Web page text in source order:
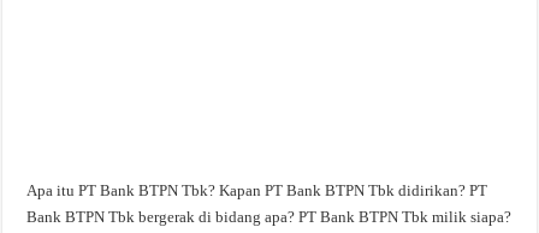
Apa itu PT Bank BTPN Tbk? Kapan PT Bank BTPN Tbk didirikan? PT
Bank BTPN Tbk bergerak di bidang apa? PT Bank BTPN Tbk milik siapa?